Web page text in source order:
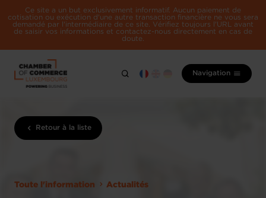
Ce site a un but exclusivement informatif. Aucun paiement de
cotisation ou exécution d'une autre transaction financière ne vous sera
demandé par l'intermédiaire de ce site. Vérifiez toujours l'URL avant
de saisir vos informations et contactez-nous directement en cas de
doute.
Navigation
Retour à la liste
Toute l'information Actualités